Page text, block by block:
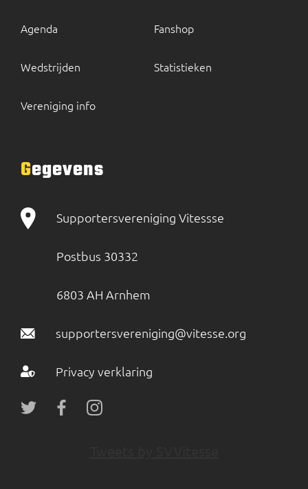
Agenda
Wedstrijden
Vereniging info
Fanshop
Statistieken
Gegevens
Supportersvereniging Vitessse
Postbus 30332
6803 AH Arnhem
supportersvereniging@vitesse.org
Privacy verklaring